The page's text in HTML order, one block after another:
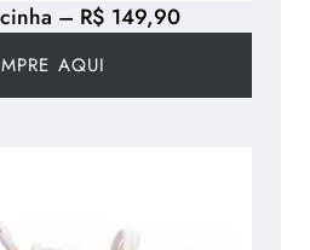
– R$ 149,90
AQUI